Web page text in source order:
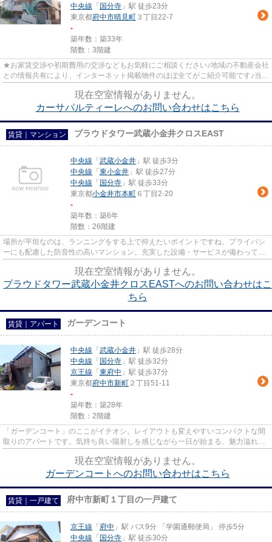
中央線 「 国分寺 」駅 徒歩23分
東京都府中市晴見町 ３丁目22-7
-
築年数：築33年
階数：3階建
★お家賃交渉や初期費用の交渉などもお気軽にご相談ください♪地域の不動産会社
との情報共有により、インターネット掲載物件のほぼ全てがご紹介可能です♪当店
現在空室情報がありません。
カーサパルティーレへのお問い合わせはこちら
賃貸｜マンション プラウドタワー武蔵小金井クロスEAST
中央線 「 武蔵小金井 」駅 徒歩3分
中央線 「 東小金井 」駅 徒歩27分
中央線 「 国分寺 」駅 徒歩33分
東京都小金井市本町 ６丁目2-20
-
築年数：築6年
階数：26階建
場所が平坦なのは、ランニングをする上で抑えたいポイントですね。プライバシ
ーにも配慮した防音性の高いマンション。充実した設備・サービスが備わってい
現在空室情報がありません。
プラウドタワー武蔵小金井クロスEASTへのお問い合わせはこ
ちら
賃貸｜アパート ガーデンコート
中央線 「 武蔵小金井 」駅 徒歩28分
中央線 「 国分寺 」駅 徒歩32分
京王線 「 東府中 」駅 徒歩37分
東京都府中市新町 ２丁目51-11
-
築年数：築28年
階数：2階建
「ガーデンコート」のここがイチオシ。レイアウトも変えやすいコンパクトな間
取りのアパートです。気持ち良い陽射しを感じながら一日が始まる、魅力溢れる
現在空室情報がありません。
ガーデンコートへのお問い合わせはこちら
賃貸｜一戸建て 府中市新町１丁目の一戸建て
京王線 「 府中 」駅 バス9分 「学園通郵便局」 停歩5分
中央線 「 国分寺 」駅 徒歩30分